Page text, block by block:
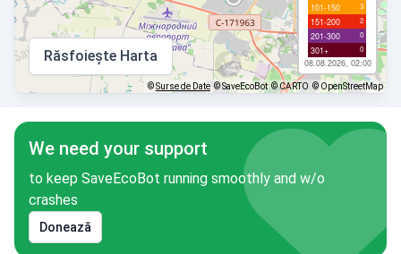
101-150 3
151-200 2
201-300 0
301+ 0
08.08.2026, 02:00
Răsfoiește Harta
©Surse de Date © SaveEcoBot © CARTO © OpenStreetMap
We need your support
to keep SaveEcoBot running smoothly and w/o
crashes
Donează